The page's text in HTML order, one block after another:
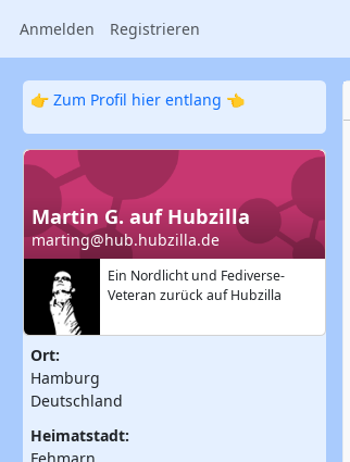
Anmelden Registrieren
👉 Zum Profil hier entlang 👈
Martin G. auf Hubzilla
marting@hub.hubzilla.de
Ein Nordlicht und Fediverse-
Veteran zurück auf Hubzilla
Ort:
Hamburg
Deutschland
Heimatstadt: